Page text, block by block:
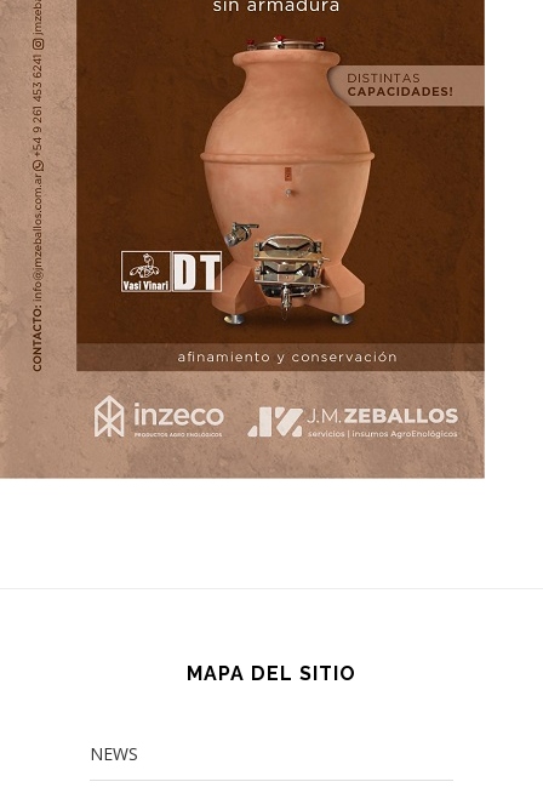
MAPA DEL SITIO
NEWS